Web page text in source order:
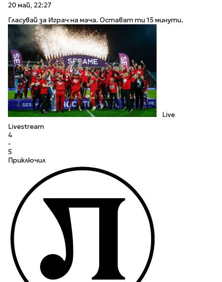
20 май, 22:27
Гласувай за Играч на мача. Остават ти 15 минути.
Live
Livestream
4
-
5
Приключил